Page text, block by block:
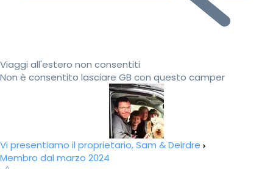
Viaggi all'estero non consentiti
Non è consentito lasciare GB con questo camper
Vi presentiamo il proprietario, Sam & Deirdre
Membro dal marzo 2024